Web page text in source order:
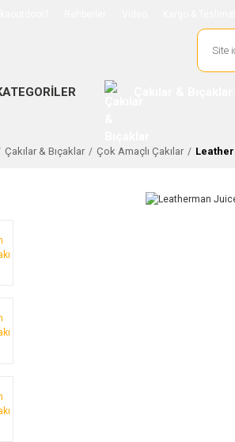
Çakılar & Bıçaklar Çok Amaçlı Çakılar